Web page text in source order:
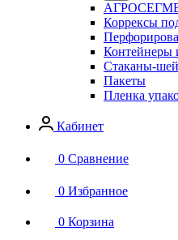
Коррексы
Контейнеры
Стаканы-
Пакеты
Пленка
Кабинет
0 Сравнение
0 Избранное
0 Корзина